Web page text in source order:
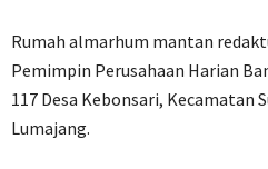
Rumah almarhum mantan
Pemimpin Perusahaan Harian
117 Desa Kebonsari, Kecamatan
Lumajang.